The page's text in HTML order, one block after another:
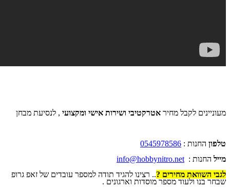
מעוניינים לקבל מחיר אטרקטיבי ושירות אישי ומקצועי , לנסיעת מבחן
טלפון החנות : 0545978586
מייל החנות : info@hobbynitro.net
לגבי השוואת מחירים ?.. רצינו להגיד תודה למספר עובדים של זאפ גרופ
שבחר בנו ולעוד מספר מוסדות וארגונים .